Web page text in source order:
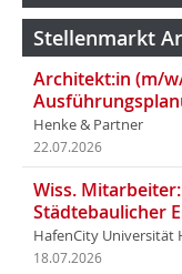
Stellenmarkt
Architekt:in (m/
Henke & Partner
22.07.2026
Wiss.
Städtebaulicher
HafenCity Universität
18.07.2026